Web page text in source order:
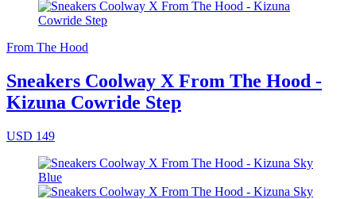
From The Hood
Sneakers Coolway X From The Hood -
Kizuna Cowride Step
USD 149